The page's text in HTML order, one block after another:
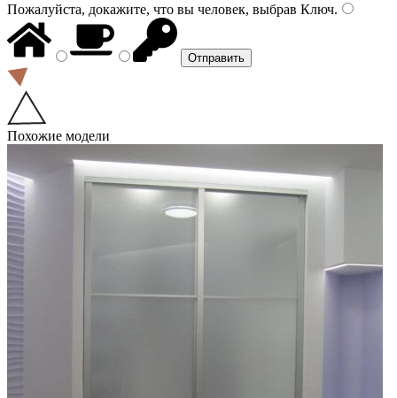
Пожалуйста, докажите, что вы человек, выбрав Ключ.
Похожие модели